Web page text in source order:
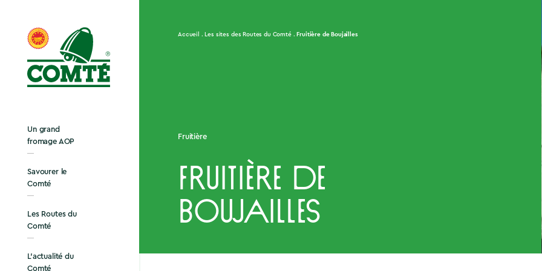
Un grand
fromage AOP
Savourer le
Comté
Les Routes du
Comté
L’actualité du
Comté
Accueil Les sites des Routes du Comté Fruitière de Boujailles
Fruitière
Fruitière de
Boujailles